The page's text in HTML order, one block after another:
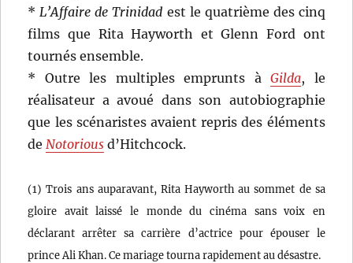
*L’Affaire de Trinidad est le quatrième des cinq
films que Rita Hayworth et Glenn Ford ont
tournés ensemble.
* Outre les multiples emprunts àGilda, le
réalisateur a avoué dans son autobiographie
que les scénaristes avaient repris des éléments
deNotorious d’Hitchcock.
(1) Trois ans auparavant, Rita Hayworth au sommet de sa
gloire avait laissé le monde du cinéma sans voix en
déclarant arrêter sa carrière d’actrice pour épouser le
prince Ali Khan. Ce mariage tourna rapidement au désastre.